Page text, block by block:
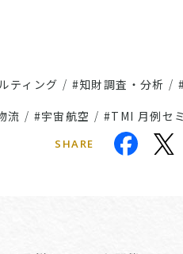
ティング / #知財調査・分析 /
流 / #宇宙航空 / #TMI 月例セ
SHARE